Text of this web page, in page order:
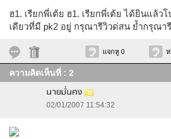
ฮ1. เรียกพี่เต้ย ฮ1. เรียกพี่เต้ย ได้ยินแล้ว
เดียวที่มี pk2 อยู่ กรุณารีวิวด่สน ย้ำกรุณา
แจกหู 0
ความคิดเห็นที่ : 2
นายมั่นคง
02/01/2007 11:54:32